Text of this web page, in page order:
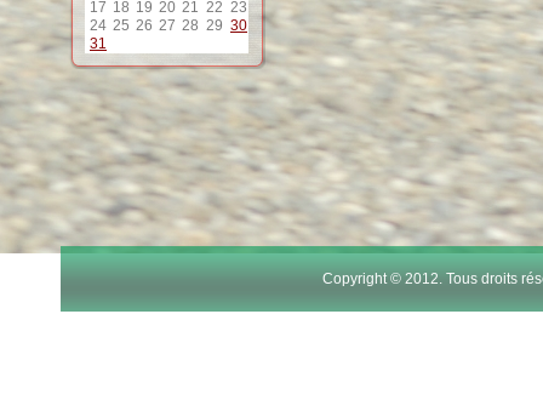
17 18 19 20 21 22 23
24 25 26 27 28 29 30
31
15
17
Copyright © 2012. Tous droits